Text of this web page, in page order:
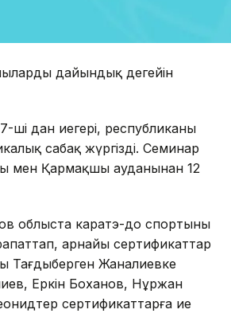
дайындық деңгейін
дан иегері, республиканың
сабақ жүргізді. Семинар
мен Қармақшы ауданынан 12
облыста каратэ-до спортының
арнайы сертификаттар
Тағдыберген Жаналиевке
Еркін Боханов, Нұржан
сертификаттарға ие